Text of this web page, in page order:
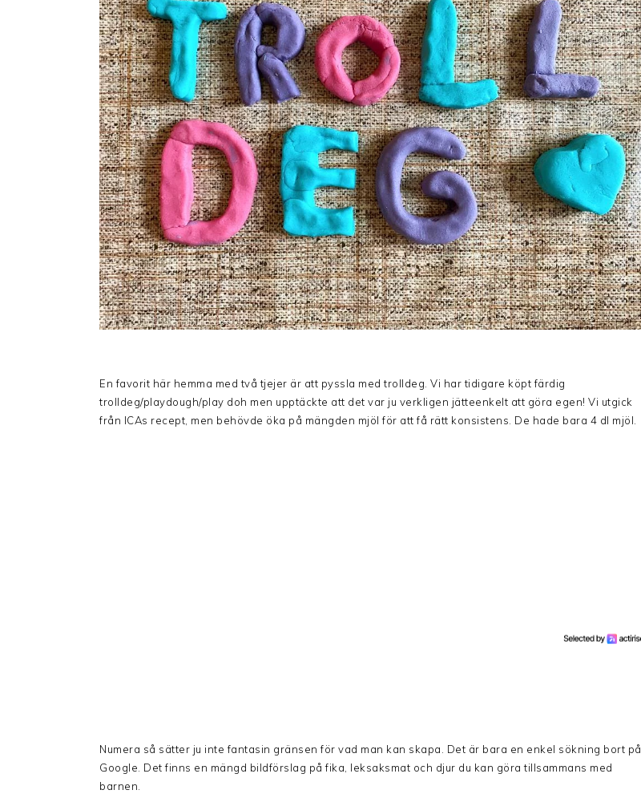
En favorit här hemma med två tjejer är att pyssla med trolldeg. Vi har tidigare köpt färdig
trolldeg/playdough/play doh men upptäckte att det var ju verkligen jätteenkelt att göra egen! Vi utgick
från ICAs recept, men behövde öka på mängden mjöl för att få rätt konsistens. De hade bara 4 dl mjöl.
Numera så sätter ju inte fantasin gränsen för vad man kan skapa. Det är bara en enkel sökning bort på
Google. Det finns en mängd bildförslag på fika, leksaksmat och djur du kan göra tillsammans med
barnen.